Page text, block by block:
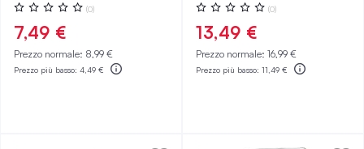
Valutazione:
0%
(0)
7,49 €
Prezzo normale: 8,99 €
Prezzo più basso: 4,49 €
Valutazione:
0%
(0)
13,49 €
Prezzo normale: 16,99 €
Prezzo più basso: 11,49 €